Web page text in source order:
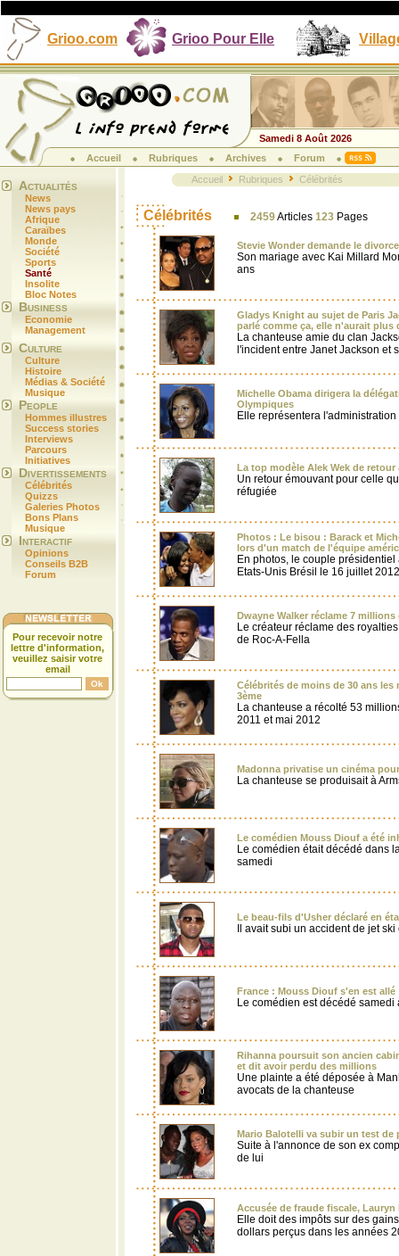
Grioo.com Grioo Pour Elle
Samedi 8 Août 2026
Accueil
Rubriques Archives Forum
Actualités
News
News pays
Afrique
Caraïbes
Monde
Société
Sports
Santé
Insolite
Bloc Notes
Business
Economie
Management
Culture
Culture
Histoire
Médias & Société
Musique
People
Hommes illustres
Success stories
Interviews
Parcours
Initiatives
Divertissements
Célébrités
Quizzs
Galeries Photos
Bons Plans
Musique
Interactif
Opinions
Conseils B2B
Forum
Pour recevoir notre
lettre d'information,
veuillez saisir votre
email
Accueil Rubriques Célébrités
Célébrités 2459Articles 123 Pages
Stevie Wonder demande le divorce
Son mariage avec Kai Millard
ans
Gladys Knight au sujet de Paris
parlé comme ça, elle n'aurait plus
La chanteuse amie du clan
l'incident entre Janet Jackson et
Michelle Obama dirigera la
Olympiques
Elle représentera
La top modèle Alek Wek de retour
Un retour émouvant pour celle
réfugiée
Photos : Le bisou : Barack et
lors d'un match de l'équipe
En photos, le couple
Etats-Unis Brésil le 16 juillet
Dwayne Walker réclame 7 millions
Le créateur réclame des
de Roc-A-Fella
Célébrités de moins de 30 ans les
3ème
La chanteuse a récolté 53
2011 et mai 2012
Madonna privatise un cinéma
La chanteuse se produisait à
Le comédien Mouss Diouf a été
Le comédien était décédé dans
samedi
Le beau-fils d'Usher déclaré en
Il avait subi un accident de jet
France : Mouss Diouf s'en est allé
Le comédien est décédé samedi
Rihanna poursuit son ancien
et dit avoir perdu des millions
Une plainte a été déposée à
avocats de la chanteuse
Mario Balotelli va subir un test de
Suite à l'annonce de son ex
de lui
Accusée de fraude fiscale,
Elle doit des impôts sur des
dollars perçus dans les années